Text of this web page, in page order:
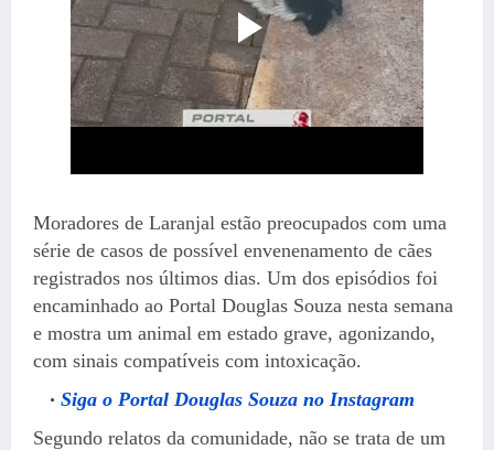
Moradores de Laranjal estão preocupados com uma
série de casos de possível envenenamento de cães
registrados nos últimos dias. Um dos episódios foi
encaminhado ao Portal Douglas Souza nesta semana
e mostra um animal em estado grave, agonizando,
com sinais compatíveis com intoxicação.
Siga o Portal Douglas Souza no Instagram
Segundo relatos da comunidade, não se trata de um